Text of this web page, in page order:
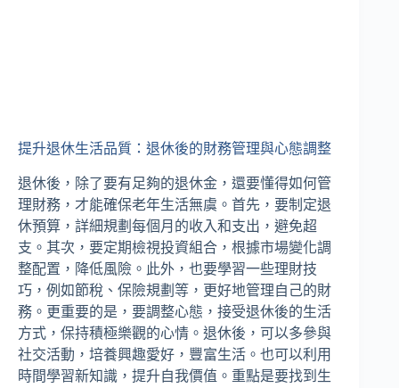
提升退休生活品質：退休後的財務管理與心態調整
退休後，除了要有足夠的退休金，還要懂得如何管
理財務，才能確保老年生活無虞。首先，要制定退
休預算，詳細規劃每個月的收入和支出，避免超
支。其次，要定期檢視投資組合，根據市場變化調
整配置，降低風險。此外，也要學習一些理財技
巧，例如節稅、保險規劃等，更好地管理自己的財
務。更重要的是，要調整心態，接受退休後的生活
方式，保持積極樂觀的心情。退休後，可以多參與
社交活動，培養興趣愛好，豐富生活。也可以利用
時間學習新知識，提升自我價值。重點是要找到生